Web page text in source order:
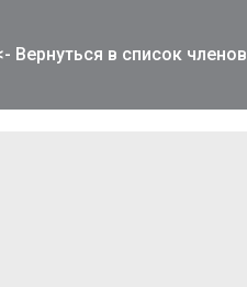
Вернуться в список членов